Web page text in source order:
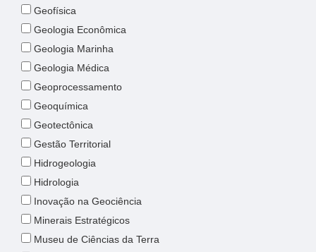
Geofísica
Geologia Econômica
Geologia Marinha
Geologia Médica
Geoprocessamento
Geoquímica
Geotectônica
Gestão Territorial
Hidrogeologia
Hidrologia
Inovação na Geociência
Minerais Estratégicos
Museu de Ciências da Terra